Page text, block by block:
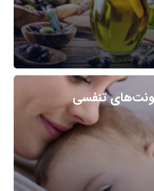
عفونت‌های تنفسی